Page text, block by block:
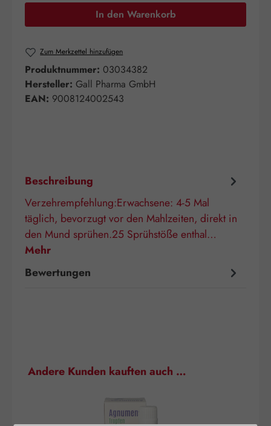
In den Warenkorb
Zum Merkzettel hinzufügen
Produktnummer: 03034382
Hersteller: Gall Pharma GmbH
EAN: 9008124002543
Beschreibung
Verzehrempfehlung:Erwachsene: 4-5 Mal
täglich, bevorzugt vor den Mahlzeiten, direkt in
den Mund sprühen.25 Sprühstöße enthal…
Mehr
Bewertungen
Produktgalerie überspringen
Andere Kunden kauften auch …